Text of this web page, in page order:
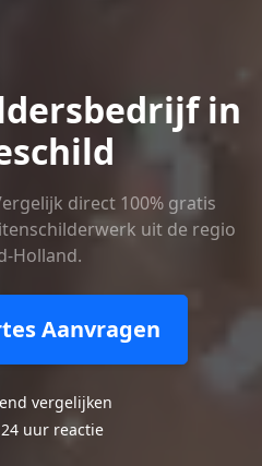
in
direct 100% gratis
uit de regio
Holland.
Aanvragen
vergelijken
uur reactie